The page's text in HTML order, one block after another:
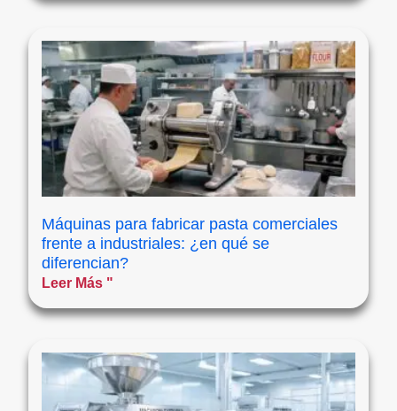
Máquinas para fabricar pasta comerciales
frente a industriales: ¿en qué se
diferencian?
Leer Más "